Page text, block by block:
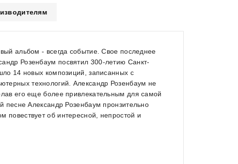
альбом - всегда событие. Свое последнее
Розенбаум посвятил 300-летию Санкт-
14 новых композиций, записанных с
технологий. Александр Розенбаум не
его еще более привлекательным для самой
песне Александр Розенбаум пронзительно
повествует об интересной, непростой и